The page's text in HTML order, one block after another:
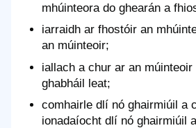
mhúinteora do ghearán a
iarraidh ar fhostóir an
an múinteoir;
iallach a chur ar an
ghabháil leat;
comhairle dlí nó ghairmiúil a
ionadaíocht dlí nó ghairmiúil